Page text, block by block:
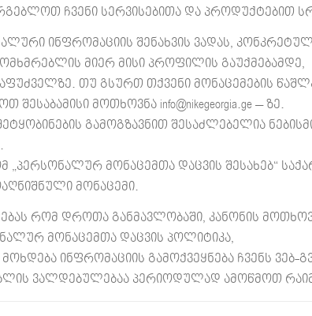
ჩვენი სერვისებითა და პროდუქტებით
ინფრომაციის შენახვის ვადას,
მიერ მისი პროფილის გაუქმებამდე,
თუ გსურთ თქვენი მონაცემების
შესაბამისი მოთხოვნა info@nikegeorgia.ge – ზე.
გამოგზავნით შესაძლებელია
„პერსონალურ მონაცემთა დაცვის შესახებ“
მონაცემი.
რომ დროთა განმავლობაში, კანონის
მონაცემთა დაცვის პოლიტიკა,
მოხდება ინფრომაციის გამოქვეყნება ჩვენს ვებ-
ვალდებულებაა პერიოდულად ამოწმოთ